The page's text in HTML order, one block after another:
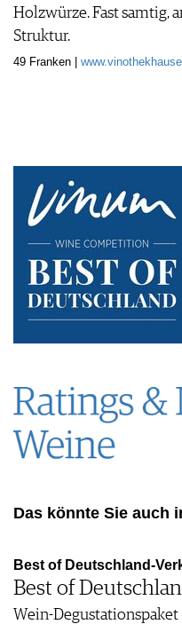
Holzwürze. Fast samtig,
Struktur.
49 Franken |
Das könnte Sie auch
Best of Deutschland-
Best of
Wein-Degustationspaket